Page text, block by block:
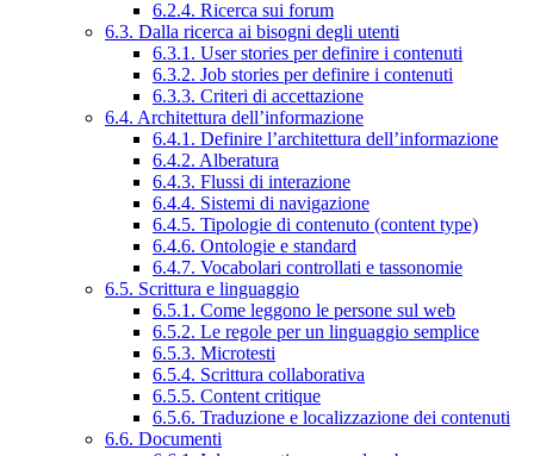
6.2.4. Ricerca sui forum
6.3. Dalla ricerca ai bisogni degli utenti
6.3.1. User stories per definire i contenuti
6.3.2. Job stories per definire i contenuti
6.3.3. Criteri di accettazione
6.4. Architettura dell’informazione
6.4.1. Definire l’architettura dell’informazione
6.4.2. Alberatura
6.4.3. Flussi di interazione
6.4.4. Sistemi di navigazione
6.4.5. Tipologie di contenuto (content type)
6.4.6. Ontologie e standard
6.4.7. Vocabolari controllati e tassonomie
6.5. Scrittura e linguaggio
6.5.1. Come leggono le persone sul web
6.5.2. Le regole per un linguaggio semplice
6.5.3. Microtesti
6.5.4. Scrittura collaborativa
6.5.5. Content critique
6.5.6. Traduzione e localizzazione dei contenuti
6.6. Documenti